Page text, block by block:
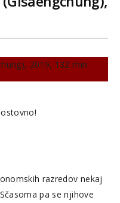
razredov nekaj
pa se njihove